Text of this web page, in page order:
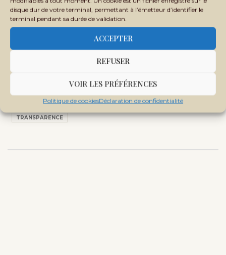
disque dur de votre terminal, permettant à l’émetteur d’identifier le
terminal pendant sa durée de validation.
ACCEPTER
REFUSER
VOIR LES PRÉFÉRENCES
Politique de cookiesDéclaration de confidentialité
ITIE 2024 : le miroir minier du Mali,
du Burkina et du Niger
ÉCONOMIE FFI FLUX FINANCIER ILLICITE
TRANSPARENCE